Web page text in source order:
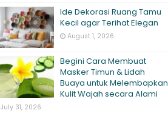
Ide Dekorasi Ruang Tamu
Kecil agar Terihat Elegan
August 1, 2026
Begini Cara Membuat
Masker Timun & Lidah
Buaya untuk Melembapkan
Kulit Wajah secara Alami
July 31, 2026